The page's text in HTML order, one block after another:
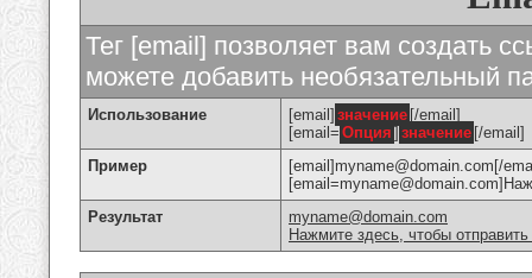
Тег [email] позволяет вам создать
можете добавить необязательный
Использование [email] значение [/email]
[email= Опция ] значение [/email]
Пример
[email]myname@domain.com[/
Результат
myname@domain.com
Нажмите здесь, чтобы